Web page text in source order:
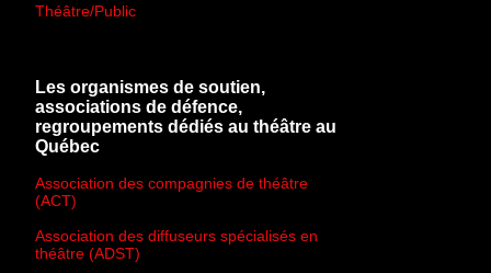
Théâtre/Public
Les organismes de soutien,
associations de défence,
regroupements dédiés au théâtre au
Québec
Association des compagnies de théâtre
(ACT)
Association des diffuseurs spécialisés en
théâtre (ADST)